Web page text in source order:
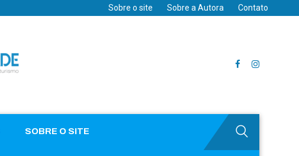
Sobre o site Sobre a Autora Contato
SOBRE O SITE